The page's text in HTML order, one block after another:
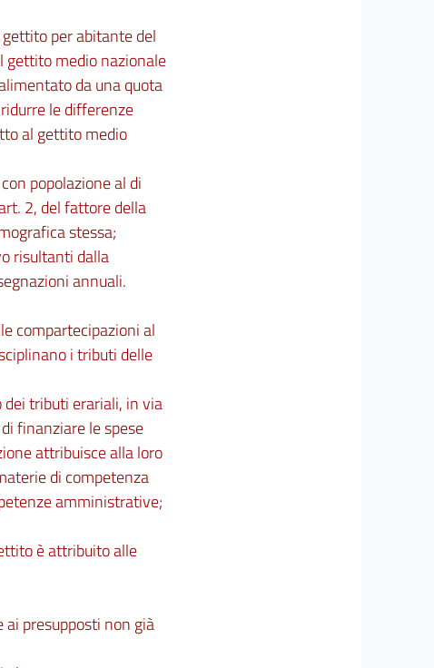
per abitante del
gettito medio nazionale
da una quota
le differenze
al gettito medio
popolazione al di
2, del fattore della
stessa;
risultanti dalla
annuali.
compartecipazioni al
i tributi delle
tributi erariali, in via
finanziare le spese
attribuisce alla loro
di competenza
amministrative;
è attribuito alle
presupposti non già